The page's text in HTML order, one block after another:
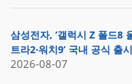
삼성전자, ‘갤럭시 Z 폴드8
트라2·워치9’ 국내 공식 출시
2026-08-07